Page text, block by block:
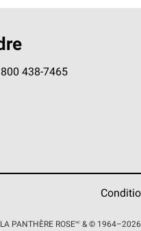
438-7465
PANTHÈRE ROSEMC& © 1964–2026